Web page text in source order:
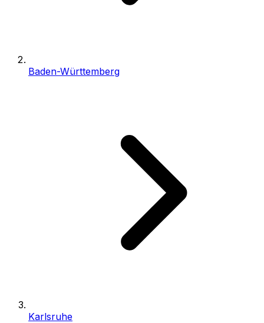
Baden-Württemberg
Karlsruhe